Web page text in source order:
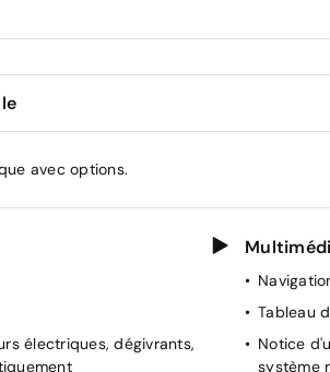
avec options.
électriques, dégivrants,
Tableau
Notice
système